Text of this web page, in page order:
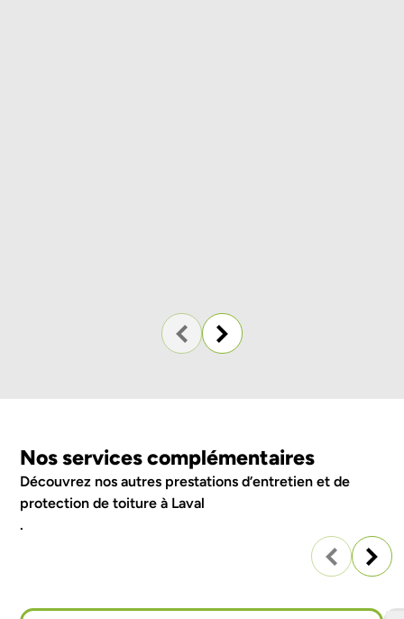
Nos services complémentaires
Découvrez nos autres prestations d’entretien et de
protection de toiture à Laval
.